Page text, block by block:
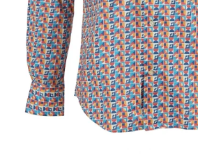
Col
Stand-
Voir
courtes
POLOS
FEMME
Imprimés
Chaussettes
Boxers
Accessoires